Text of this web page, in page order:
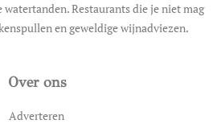
Restaurants die je niet mag
en geweldige wijnadviezen.
Over ons
Adverteren